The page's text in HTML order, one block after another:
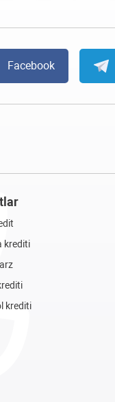
Facebook
krediti
krediti